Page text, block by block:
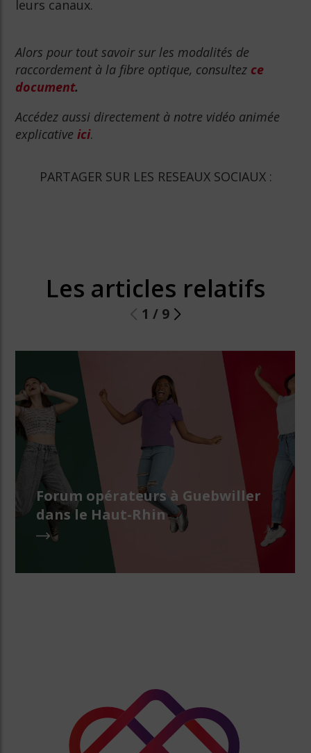
leurs canaux.
Alors pour tout savoir sur les modalités de
raccordement à la fibre optique, consultez ce
document.
Accédez aussi directement à notre vidéo animée
explicative ici.
PARTAGER SUR LES RESEAUX SOCIAUX :
Les articles relatifs
1 / 9
Forum opérateurs à Guebwiller
dans le Haut-Rhin